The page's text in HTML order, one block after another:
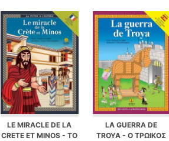
LE MIRACLE DE LA
CRETE ET MINOS - ΤΟ
LA GUERRA DE
TROYA - Ο ΤΡΩΙΚΟΣ